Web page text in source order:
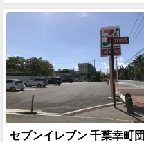
セブンイレブン 千葉幸町団